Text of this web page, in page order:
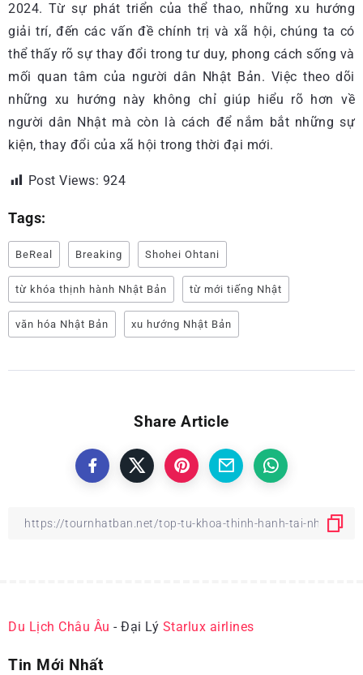
2024. Từ sự phát triển của thể thao, những xu hướng
giải trí, đến các vấn đề chính trị và xã hội, chúng ta có
thể thấy rõ sự thay đổi trong tư duy, phong cách sống và
mối quan tâm của người dân Nhật Bản. Việc theo dõi
những xu hướng này không chỉ giúp hiểu rõ hơn về
người dân Nhật mà còn là cách để nắm bắt những sự
kiện, thay đổi của xã hội trong thời đại mới.
Post Views: 924
Tags:
BeReal Breaking Shohei Ohtani
từ khóa thịnh hành Nhật Bản từ mới tiếng Nhật
văn hóa Nhật Bản xu hướng Nhật Bản
Share Article
Du Lịch Châu Âu - Đại Lý Starlux airlines
Tin Mới Nhất